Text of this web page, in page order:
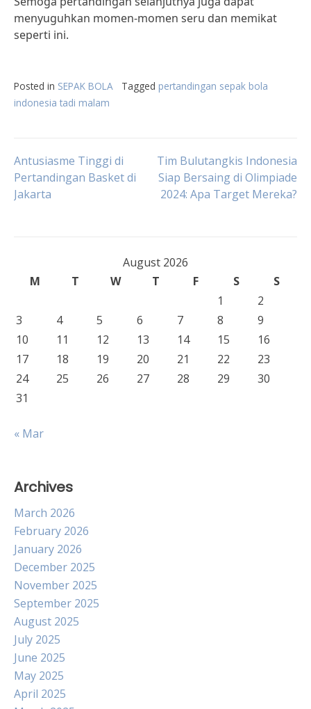
menyuguhkan momen-momen seru dan memikat
seperti ini.
Posted in SEPAK BOLA Tagged pertandingan sepak bola
indonesia tadi malam
Post
navigation
Antusiasme Tinggi di
Pertandingan Basket di
Jakarta
Tim Bulutangkis Indonesia
Siap Bersaing di Olimpiade
2024: Apa Target Mereka?
August 2026
M
T W T F S
S
1
2
3
4 5 6 7 8
9
10
11 12 13 14 15
16
17
18 19 20 21 22
23
24
25 26 27 28 29
30
31
« Mar
Archives
March 2026
February 2026
January 2026
December 2025
November 2025
September 2025
August 2025
July 2025
June 2025
May 2025
April 2025